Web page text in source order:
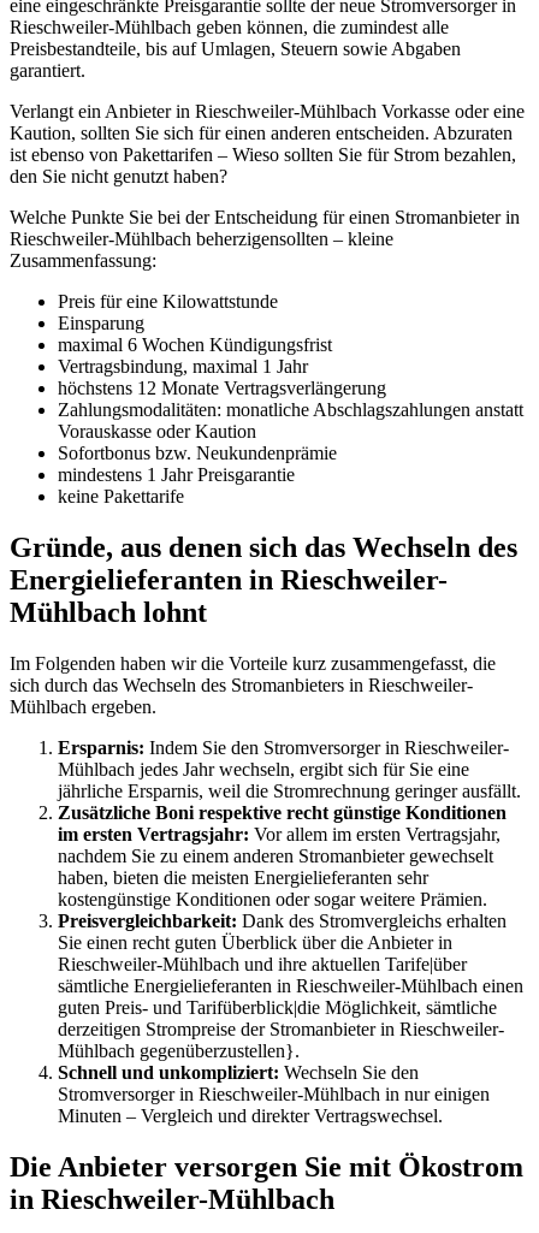
eine eingeschränkte Preisgarantie sollte der neue Stromversorger in
Rieschweiler-Mühlbach geben können, die zumindest alle
Preisbestandteile, bis auf Umlagen, Steuern sowie Abgaben
garantiert.
Verlangt ein Anbieter in Rieschweiler-Mühlbach Vorkasse oder eine
Kaution, sollten Sie sich für einen anderen entscheiden. Abzuraten
ist ebenso von Pakettarifen – Wieso sollten Sie für Strom bezahlen,
den Sie nicht genutzt haben?
Welche Punkte Sie bei der Entscheidung für einen Stromanbieter in
Rieschweiler-Mühlbach beherzigensollten – kleine
Zusammenfassung:
Preis für eine Kilowattstunde
Einsparung
maximal 6 Wochen Kündigungsfrist
Vertragsbindung, maximal 1 Jahr
höchstens 12 Monate Vertragsverlängerung
Zahlungsmodalitäten: monatliche Abschlagszahlungen anstatt
Vorauskasse oder Kaution
Sofortbonus bzw. Neukundenprämie
mindestens 1 Jahr Preisgarantie
keine Pakettarife
Gründe, aus denen sich das Wechseln des
Energielieferanten in Rieschweiler-
Mühlbach lohnt
Im Folgenden haben wir die Vorteile kurz zusammengefasst, die
sich durch das Wechseln des Stromanbieters in Rieschweiler-
Mühlbach ergeben.
Ersparnis: Indem Sie den Stromversorger in Rieschweiler-
Mühlbach jedes Jahr wechseln, ergibt sich für Sie eine
jährliche Ersparnis, weil die Stromrechnung geringer ausfällt.
Zusätzliche Boni respektive recht günstige Konditionen
im ersten Vertragsjahr: Vor allem im ersten Vertragsjahr,
nachdem Sie zu einem anderen Stromanbieter gewechselt
haben, bieten die meisten Energielieferanten sehr
kostengünstige Konditionen oder sogar weitere Prämien.
Preisvergleichbarkeit: Dank des Stromvergleichs erhalten
Sie einen recht guten Überblick über die Anbieter in
Rieschweiler-Mühlbach und ihre aktuellen Tarife|über
sämtliche Energielieferanten in Rieschweiler-Mühlbach einen
guten Preis- und Tarifüberblick|die Möglichkeit, sämtliche
derzeitigen Strompreise der Stromanbieter in Rieschweiler-
Mühlbach gegenüberzustellen}.
Schnell und unkompliziert: Wechseln Sie den
Stromversorger in Rieschweiler-Mühlbach in nur einigen
Minuten – Vergleich und direkter Vertragswechsel.
Die Anbieter versorgen Sie mit Ökostrom
in Rieschweiler-Mühlbach